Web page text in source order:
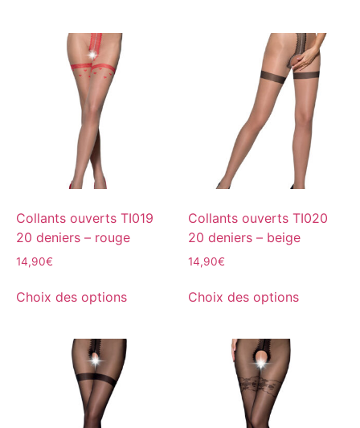
Collants ouverts TI019
20 deniers – rouge
14,90€
Choix des options
Collants ouverts TI020
20 deniers – beige
14,90€
Choix des options